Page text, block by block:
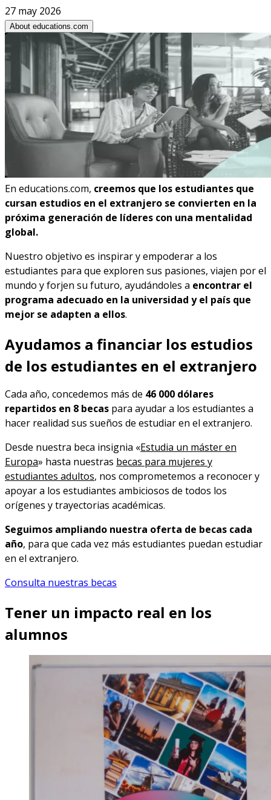
27 may 2026
About educations.com
En educations.com, creemos que los estudiantes que
cursan estudios en el extranjero se convierten en la
próxima generación de líderes con una mentalidad
global.
Nuestro objetivo es inspirar y empoderar a los
estudiantes para que exploren sus pasiones, viajen por el
mundo y forjen su futuro, ayudándoles a encontrar el
programa adecuado en la universidad y el país que
mejor se adapten a ellos.
Ayudamos a financiar los estudios
de los estudiantes en el extranjero
Cada año, concedemos más de 46 000 dólares
repartidos en 8 becas para ayudar a los estudiantes a
hacer realidad sus sueños de estudiar en el extranjero.
Desde nuestra beca insignia «Estudia un máster en
Europa» hasta nuestras becas para mujeres y
estudiantes adultos, nos comprometemos a reconocer y
apoyar a los estudiantes ambiciosos de todos los
orígenes y trayectorias académicas.
Seguimos ampliando nuestra oferta de becas cada
año, para que cada vez más estudiantes puedan estudiar
en el extranjero.
Consulta nuestras becas
Tener un impacto real en los
alumnos